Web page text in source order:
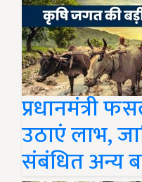
प्रधानमंत्री
उठाएं लाभ,
संबंधित अन्य